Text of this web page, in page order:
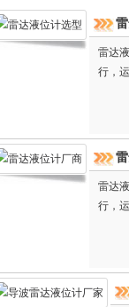
雷达
行，
雷达
行，